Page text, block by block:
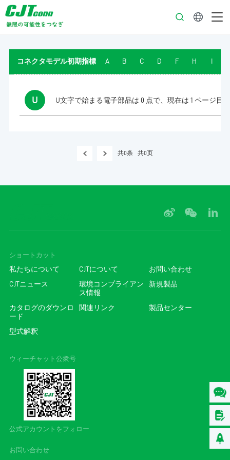
コネクタモデル初期指標 A B C D F H
U U文字で始まる電子部品は 0 点で、現在は 1 ページ目
共0条 共0页
お問い合わせ
ショートカット
私たちについて CJTについて お問い合わせ
CJTニュース
環境コンプライアン
ス情報
新規製品
カタログのダウンロ
ード
関連リンク 製品センター
型式解釈
ウィーチャット公衆号
公式アカウントをフォロー